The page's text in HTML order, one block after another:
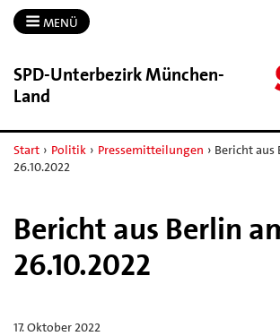
MENÜ
SPD-​Unterbezirk München-​
Land
Start › Politik › Pressemitteilungen › Bericht aus
26.10.2022
Bericht aus Berlin
26.10.2022
17. Oktober 2022